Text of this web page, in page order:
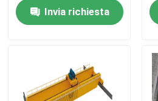
Doppia gru a cavalletto della
Invia richiesta